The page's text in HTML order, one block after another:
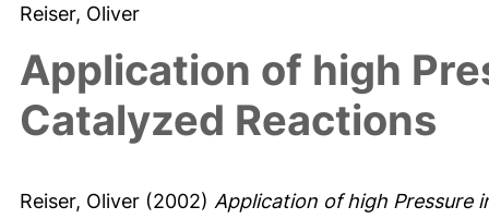
Reiser, Oliver
Application of high
Catalyzed Reactions
Reiser, Oliver (2002) Application of high Pressure